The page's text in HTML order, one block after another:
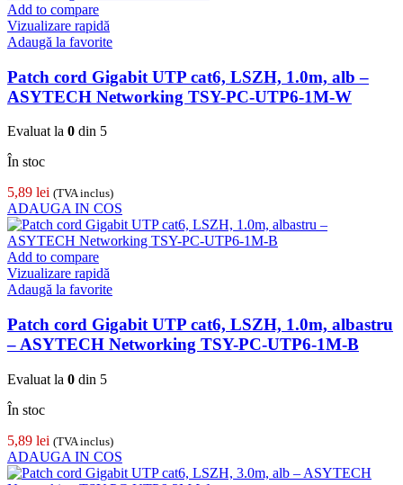
Add to compare
Vizualizare rapidă
Adaugă la favorite
Patch cord Gigabit UTP cat6, LSZH, 1.0m, alb –
ASYTECH Networking TSY-PC-UTP6-1M-W
Evaluat la 0 din 5
În stoc
5,89 lei (TVA inclus)
ADAUGA IN COS
Add to compare
Vizualizare rapidă
Adaugă la favorite
Patch cord Gigabit UTP cat6, LSZH, 1.0m, albastru
– ASYTECH Networking TSY-PC-UTP6-1M-B
Evaluat la 0 din 5
În stoc
5,89 lei (TVA inclus)
ADAUGA IN COS